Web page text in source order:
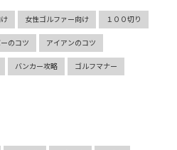
女性ゴルファー向け １００切り
ーのコツ アイアンのコツ
バンカー攻略 ゴルフマナー